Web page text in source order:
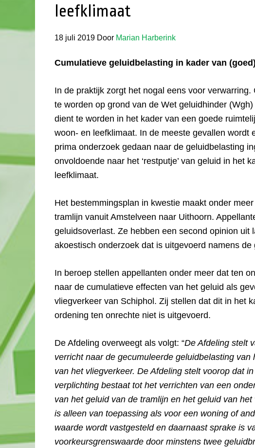
leefklimaat
18 juli 2019 Door Marian Harberink
Cumulatieve geluidbelasting in kader van
In de praktijk zorgt het nogal eens voor
te worden op grond van de Wet geluidhinder
dient te worden in het kader van een goede
woon- en leefklimaat. In de meeste gevallen wordt
prima onderzoek gedaan naar de geluidbelasting
onvoldoende naar het ‘restputje’ van geluid in het
leefklimaat.
Het bestemmingsplan in kwestie maakt onder
tramlijn vanuit Amstelveen naar Uithoorn.
geluidsoverlast. Ze hebben een second opinion uit
akoestisch onderzoek dat is uitgevoerd namens de
In beroep stellen appellanten onder meer dat ten
naar de cumulatieve effecten van het geluid als
vliegverkeer van Schiphol. Zij stellen dat dit in het
ordening ten onrechte niet is uitgevoerd.
De Afdeling overweegt als volgt: “De Afdeling stelt
verricht naar de gecumuleerde geluidbelasting
van het vliegverkeer. De Afdeling stelt voorop dat
verplichting bestaat tot het verrichten van een
van het geluid van de tramlijn en het geluid van
is alleen van toepassing als voor een woning of
waarde wordt vastgesteld en daarnaast sprake is
voorkeursgrenswaarde door minstens twee